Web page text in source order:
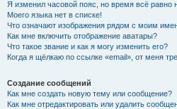
Я изменил часовой пояс, но время всё равно
Моего языка нет в списке!
Что означают изображения рядом с моим
Как мне включить отображение аватары?
Что такое звание и как я могу изменить его?
Когда я щёлкаю по ссылке «email», от меня
Создание сообщений
Как мне создать новую тему или сообщение?
Как мне отредактировать или удалить